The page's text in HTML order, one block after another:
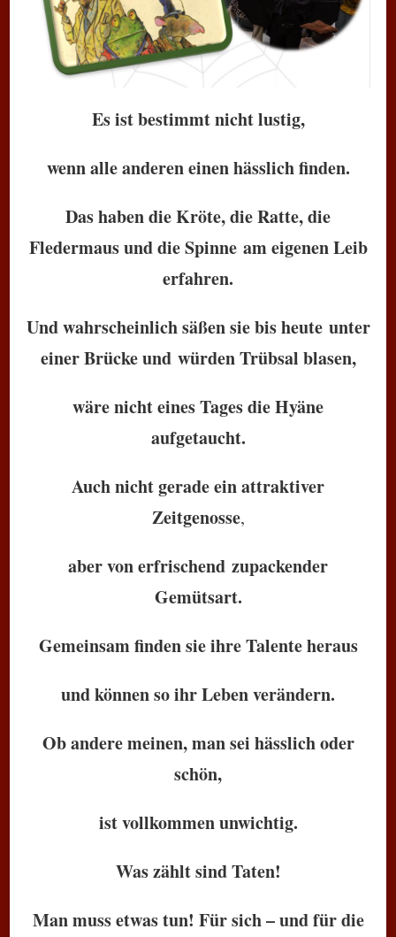
Es ist bestimmt nicht lustig,
wenn alle anderen einen hässlich finden.
Das haben die Kröte, die Ratte, die
Fledermaus und die Spinne am eigenen Leib
erfahren.
Und wahrscheinlich säßen sie bis heute unter
einer Brücke und würden Trübsal blasen,
wäre nicht eines Tages die Hyäne
aufgetaucht.
Auch nicht gerade ein attraktiver
Zeitgenosse,
aber von erfrischend zupackender
Gemütsart.
Gemeinsam finden sie ihre Talente heraus
und können so ihr Leben verändern.
Ob andere meinen, man sei hässlich oder
schön,
ist vollkommen unwichtig.
Was zählt sind Taten!
Man muss etwas tun! Für sich – und für die